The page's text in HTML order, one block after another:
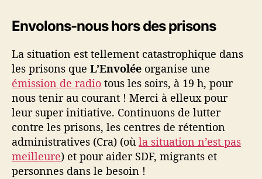
Envolons-nous hors des prisons
La situation est tellement catastrophique dans
les prisons que L’Envolée organise une
émission de radio tous les soirs, à 19 h, pour
nous tenir au courant ! Merci à elleux pour
leur super initiative. Continuons de lutter
contre les prisons, les centres de rétention
administratives (Cra) (où la situation n’est pas
meilleure) et pour aider SDF, migrants et
personnes dans le besoin !